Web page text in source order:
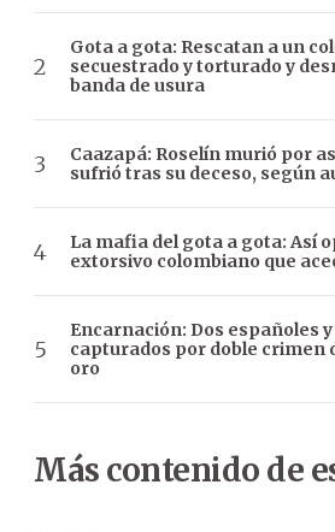
Gota a gota: Rescatan a un
secuestrado y torturado y
banda de usura
Caazapá: Roselín murió por
sufrió tras su deceso, según
La mafia del gota a gota: Así
extorsivo colombiano que
Encarnación: Dos españoles
capturados por doble crimen
oro
Más contenido de